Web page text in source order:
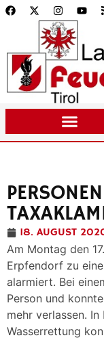
18. AUGUST
Am Montag den
Erpfendorf zu
alarmiert. Bei
Person und
mehr verlassen.
Wasserrettung